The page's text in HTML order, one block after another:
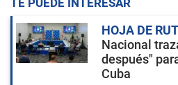
TE PUEDE INTERESAR
HOJA DE
Nacional
después"
Cuba